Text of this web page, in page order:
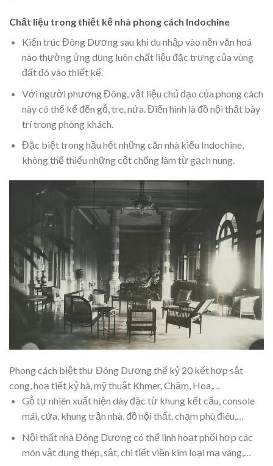
Chất liệu trong thiết kế nhà phong cách Indochine
Kiến trúc Đông Dương sau khi du nhập vào nền văn hoá
nào thường ứng dụng luôn chất liệu đặc trưng của vùng
đất đó vào thiết kế.
Với người phương Đông, vật liệu chủ đạo của phong cách
này có thể kể đến gỗ, tre, nứa. Điển hình là đồ nội thất bày
trí trong phòng khách.
Đặc biệt trong hầu hết những căn nhà kiểu Indochine,
không thể thiếu những cột chống làm từ gạch nung.
Phong cách biệt thự Đông Dương thế kỷ 20 kết hợp sắt
cong, hoạ tiết kỷ hà, mỹ thuật Khmer, Chăm, Hoa,…
Gỗ tự nhiên xuất hiện dày đặc từ khung kết cấu, console
mái, cửa, khung trần nhà, đồ nội thất, chạm phù điêu,…
Nội thất nhà Đông Dương có thể linh hoạt phối hợp các
món vật dụng thép, sắt, chi tiết viền kim loại mạ vàng,…